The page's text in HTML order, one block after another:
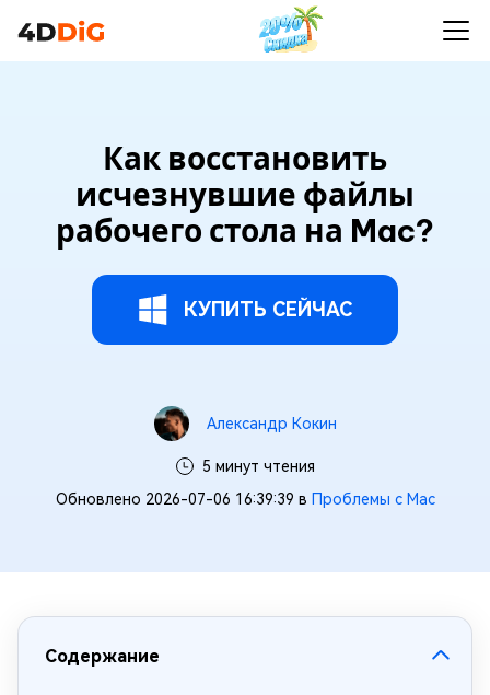
Как восстановить
исчезнувшие файлы
рабочего стола на Mac?
КУПИТЬ СЕЙЧАС
Александр Кокин
5 минут чтения
Обновлено 2026-07-06 16:39:39 в Проблемы с Mac
Содержание